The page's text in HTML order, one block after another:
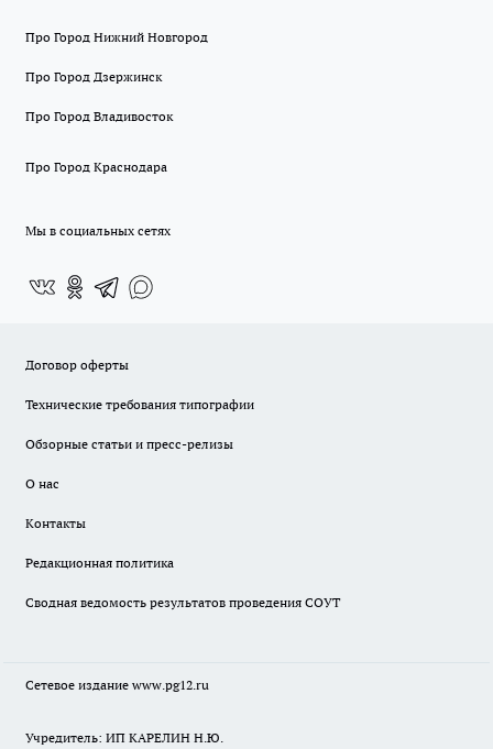
Про Город Нижний Новгород
Про Город Дзержинск
Про Город Владивосток
Про Город Краснодара
Мы в социальных сетях
Договор оферты
Технические требования типографии
Обзорные статьи и пресс-релизы
О нас
Контакты
Редакционная политика
Сводная ведомость результатов проведения СОУТ
Сетевое издание www.pg12.ru
Учредитель: ИП КАРЕЛИН Н.Ю.